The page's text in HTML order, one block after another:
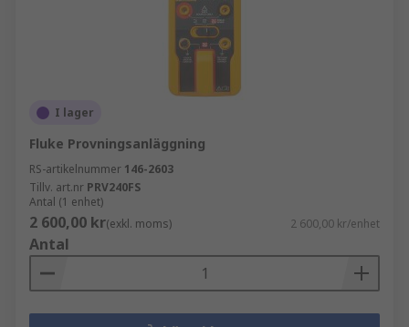
I lager
Fluke Provningsanläggning
RS-artikelnummer 146-2603
Tillv. art.nr PRV240FS
Antal (1 enhet)
2 600,00 kr(exkl. moms) 2 600,00 kr/enhet
Antal